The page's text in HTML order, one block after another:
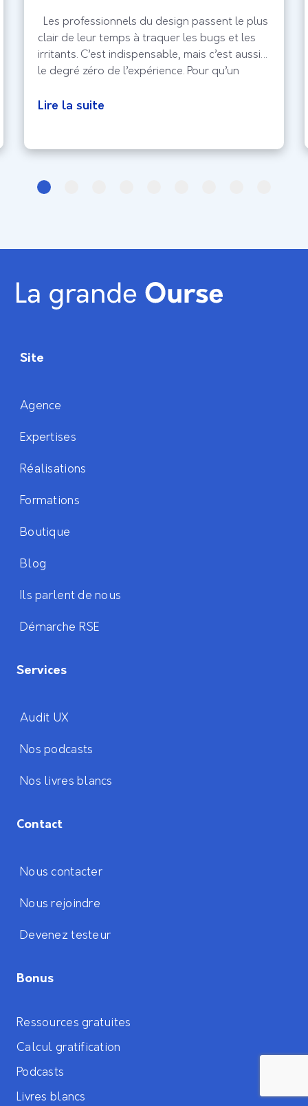
Les professionnels du design passent le plus
clair de leur temps à traquer les bugs et les
irritants. C’est indispensable, mais c’est aussi
le degré zéro de l’expérience. Pour qu’un
delight, ce moment où l’utilisateur ne se
Lire la suite
Site
Agence
Expertises
Réalisations
Formations
Boutique
Blog
Ils parlent de nous
Démarche RSE
Services
Audit UX
Nos podcasts
Nos livres blancs
Contact
Nous contacter
Nous rejoindre
Devenez testeur
Bonus
Ressources gratuites
Calcul gratification
Podcasts
Livres blancs